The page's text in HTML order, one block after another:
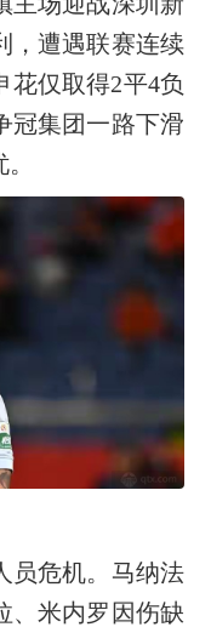
，遭遇联赛连续
花仅取得2平4负
冠集团一路下滑
员危机。马纳法
、米内罗因伤缺